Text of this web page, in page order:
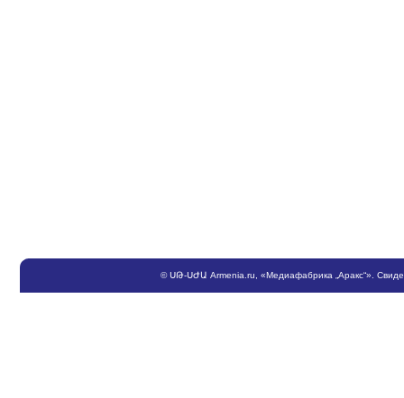
©ՍԹ-ՍԺԱ Armenia.ru , «Медиафабрика „Аракс“».